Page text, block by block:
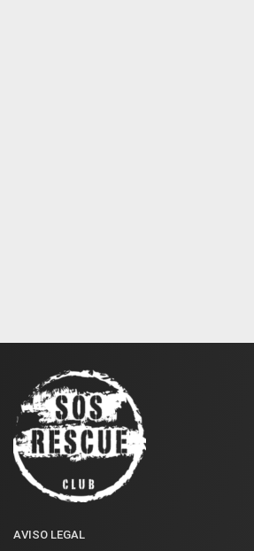
AVISO LEGAL